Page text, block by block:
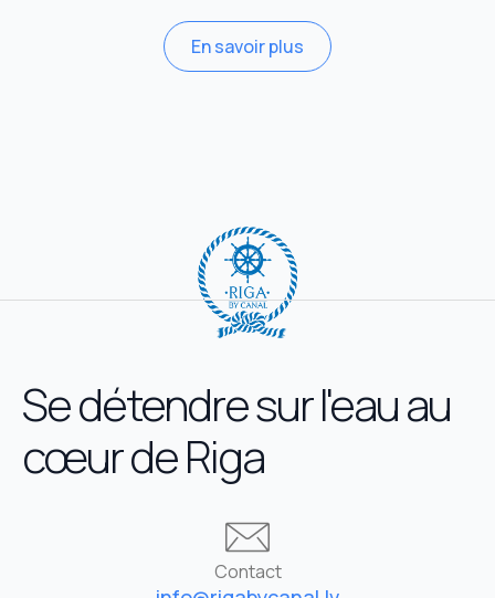
En savoir plus
Se détendre sur l'eau au
cœur de Riga
Contact